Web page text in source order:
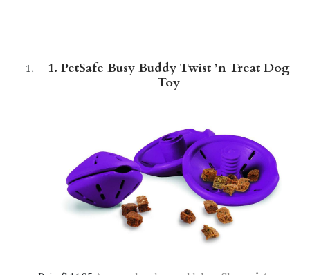
1. PetSafe Busy Buddy Twist ’n Treat Dog
Toy